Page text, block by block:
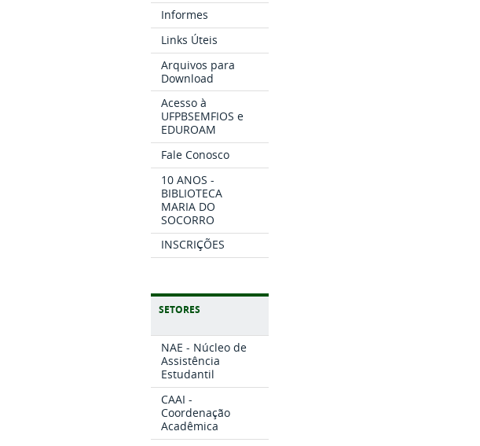
Informes
Links Úteis
Arquivos para
Download
Acesso à
UFPBSEMFIOS e
EDUROAM
Fale Conosco
10 ANOS -
BIBLIOTECA
MARIA DO
SOCORRO
INSCRIÇÕES
SETORES
NAE - Núcleo de
Assistência
Estudantil
CAAI -
Coordenação
Acadêmica